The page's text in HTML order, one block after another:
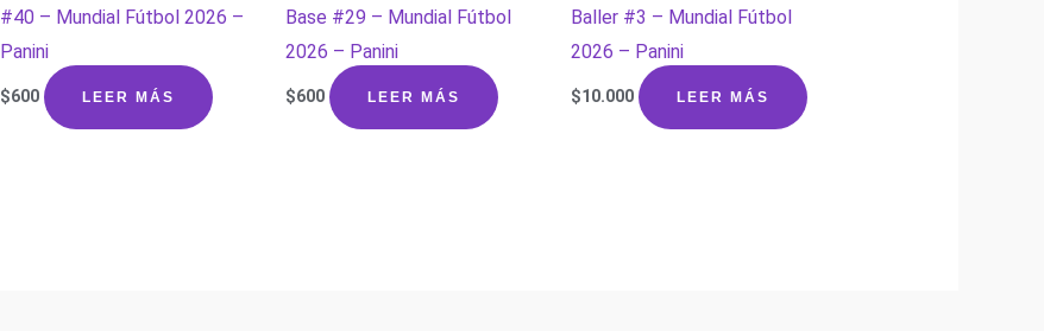
#40 – Mundial Fútbol 2026 –
Panini
$600 LEER MÁS
Base #29 – Mundial Fútbol
2026 – Panini
$600 LEER MÁS
Baller #3 – Mundial Fútbol
2026 – Panini
$10.000 LEER MÁS